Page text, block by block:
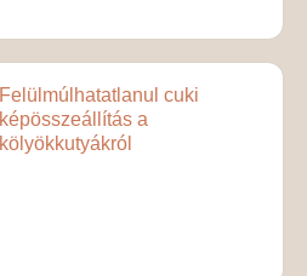
Felülmúlhatatlanul cuki
képösszeállítás a
kölyökkutyákról